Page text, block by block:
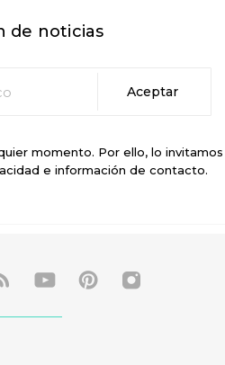
de noticias
momento. Por ello, lo invitamos
e información de contacto.